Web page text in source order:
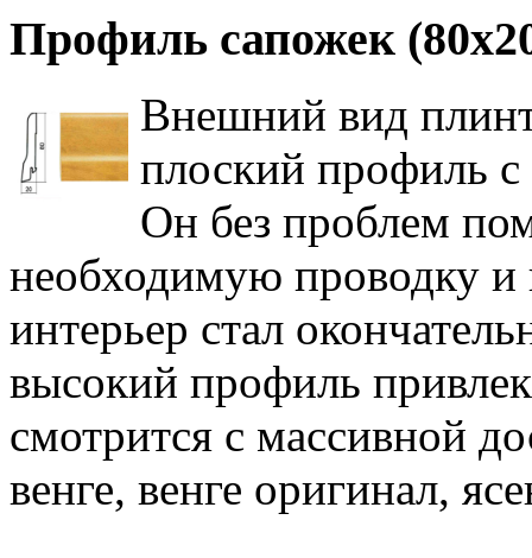
Профиль сапожек
Внешний вид
плоский профиль с
Он без проблем
необходимую проводку
интерьер стал
высокий профиль
смотрится с массивной
венге, венге оригинал,